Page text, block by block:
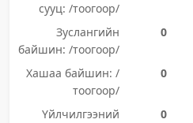
сууц: /тоогоор/
Зуслангийн
байшин: /тоогоор/
0
Хашаа байшин: /
тоогоор/
0
Үйлчилгээний
0